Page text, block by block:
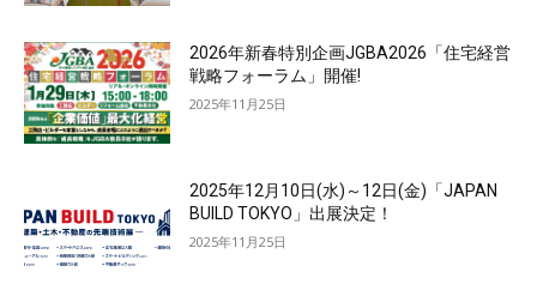
2026年新春特別企画JGBA2026「住宅経営
戦略フォーラム」開催!
2025年11月25日
2025年12月10日(水)～12日(金)「JAPAN
BUILD TOKYO」出展決定！
2025年11月25日